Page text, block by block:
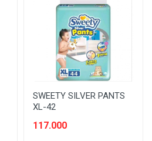
SWEETY SILVER PANTS
XL-42
117.000